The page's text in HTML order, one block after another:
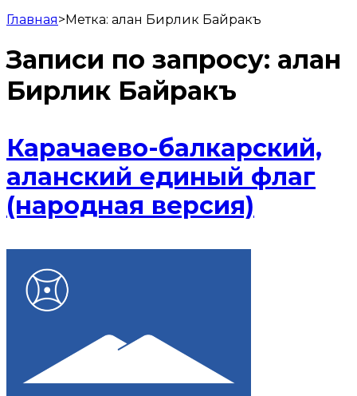
Главная>Метка: алан Бирлик Байракъ
Записи по запросу: алан
Бирлик Байракъ
Карачаево-балкарский,
аланский единый флаг
(народная версия)